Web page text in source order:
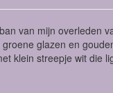
van mijn overleden
groene glazen en
klein streepje wit die